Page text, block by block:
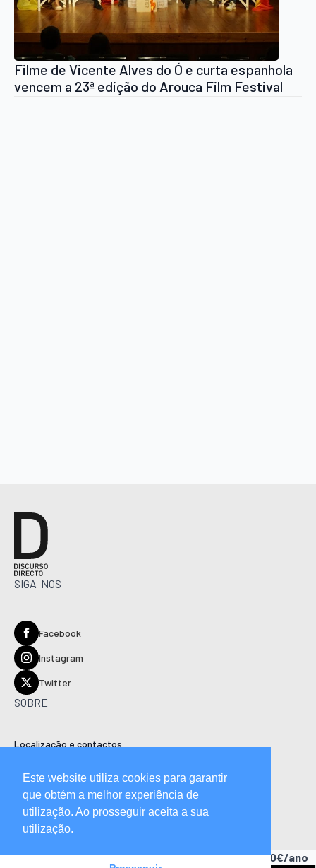
Filme de Vicente Alves do Ó e curta espanhola
vencem a 23ª edição do Arouca Film Festival
SIGA-NOS
Facebook
Instagram
Twitter
SOBRE
Localização e contactos
Ficha técnica
Manual de boas práticas editoriais e código de conduta
Descubra as vantagens de ser assinante.A partir de 15,90€/ano
Este website utiliza cookies para garantir
que obtém a melhor experiência de
utilização. Ao prosseguir aceita a sua
utilização.